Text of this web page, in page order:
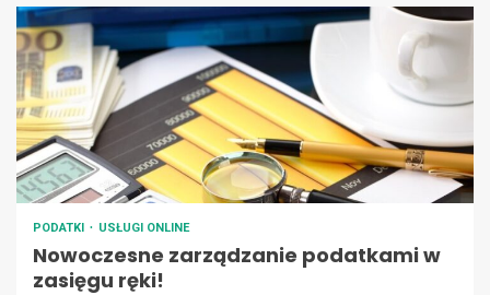
PODATKI USŁUGI ONLINE
Nowoczesne zarządzanie podatkami w
zasięgu ręki!